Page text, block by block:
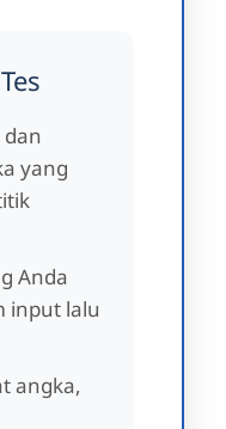
yang
Anda
input lalu
angka,